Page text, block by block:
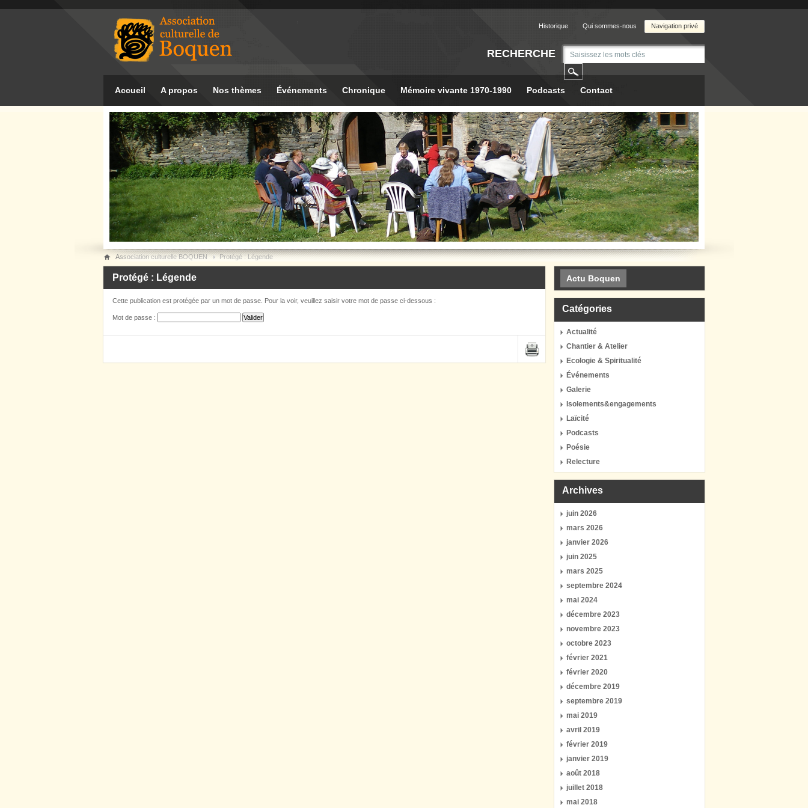
Navigation privé
Historique Qui sommes-nous
RECHERCHE
Accueil A propos Nos thèmes Événements Chronique Mémoire vivante 1970-1990 Podcasts Contact
Association culturelle BOQUEN Protégé : Légende
Protégé : Légende
Cette publication est protégée par un mot de passe. Pour la voir, veuillez saisir votre mot de passe ci-dessous :
Mot de passe :
Actu Boquen
Catégories
Actualité
Chantier & Atelier
Ecologie & Spiritualité
Événements
Galerie
Isolements&engagements
Laïcité
Podcasts
Poésie
Relecture
Archives
juin 2026
mars 2026
janvier 2026
juin 2025
mars 2025
septembre 2024
mai 2024
décembre 2023
novembre 2023
octobre 2023
février 2021
février 2020
décembre 2019
septembre 2019
mai 2019
avril 2019
février 2019
janvier 2019
août 2018
juillet 2018
mai 2018